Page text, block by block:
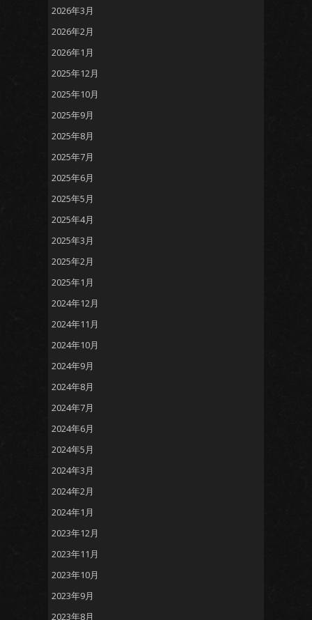
2026年3月
2026年2月
2026年1月
2025年12月
2025年10月
2025年9月
2025年8月
2025年7月
2025年6月
2025年5月
2025年4月
2025年3月
2025年2月
2025年1月
2024年12月
2024年11月
2024年10月
2024年9月
2024年8月
2024年7月
2024年6月
2024年5月
2024年3月
2024年2月
2024年1月
2023年12月
2023年11月
2023年10月
2023年9月
2023年8月